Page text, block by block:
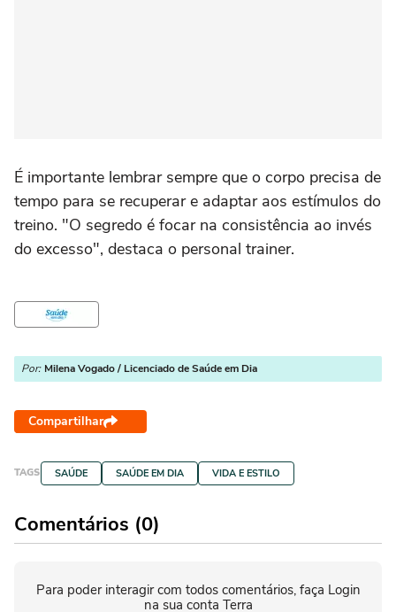
É importante lembrar sempre que o corpo precisa de
tempo para se recuperar e adaptar aos estímulos do
treino. "O segredo é focar na consistência ao invés
do excesso", destaca o personal trainer.
Por: Milena Vogado / Licenciado de Saúde em Dia
Compartilhar
TAGS SAÚDE SAÚDE EM DIA VIDA E ESTILO
Comentários (0)
Para poder interagir com todos comentários, faça Login
na sua conta Terra